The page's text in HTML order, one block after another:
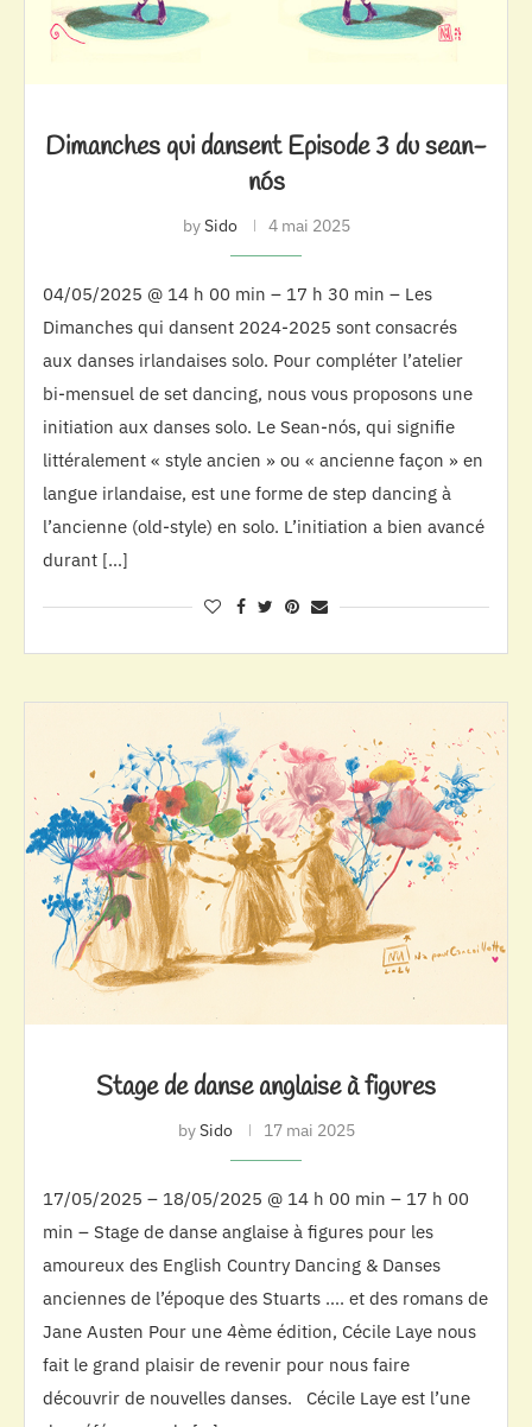
Dimanches qui dansent Episode 3 du sean-
nós
bySido 4 mai 2025
04/05/2025 @ 14 h 00 min – 17 h 30 min – Les
Dimanches qui dansent 2024-2025 sont consacrés
aux danses irlandaises solo. Pour compléter l’atelier
bi-mensuel de set dancing, nous vous proposons une
initiation aux danses solo. Le Sean-nós, qui signifie
littéralement « style ancien » ou « ancienne façon » en
langue irlandaise, est une forme de step dancing à
l’ancienne (old-style) en solo. L’initiation a bien avancé
durant […]
Stage de danse anglaise à figures
bySido 17 mai 2025
17/05/2025 – 18/05/2025 @ 14 h 00 min – 17 h 00
min – Stage de danse anglaise à figures pour les
amoureux des English Country Dancing & Danses
anciennes de l’époque des Stuarts …. et des romans de
Jane Austen Pour une 4ème édition, Cécile Laye nous
fait le grand plaisir de revenir pour nous faire
découvrir de nouvelles danses. Cécile Laye est l’une